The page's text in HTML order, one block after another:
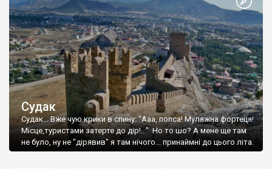
Судак
Судак... Вже чую крики в спину: "Ааа, попса! Муляжна фортеця!
Місце,туристами затерте до дір!..." Но то шо? А мене ще там
не було, ну не "дірявив" я там нічого... принаймні до цього літа.